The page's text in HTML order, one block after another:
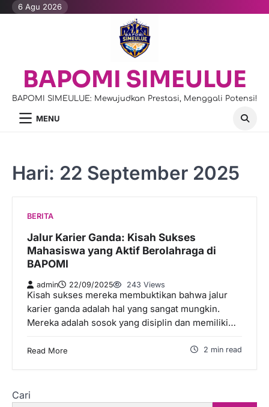
Skip6 Agu 2026
BAPOMI SIMEULUE
BAPOMI SIMEULUE: Mewujudkan Prestasi, Menggali Potensi!
MENU
Hari: 22 September 2025
BERITA
Jalur Karier Ganda: Kisah Sukses
Mahasiswa yang Aktif Berolahraga di
BAPOMI
admin 22/09/2025 243 Views
Kisah sukses mereka membuktikan bahwa jalur
karier ganda adalah hal yang sangat mungkin.
Mereka adalah sosok yang disiplin dan memiliki…
Read More 2 min read
Cari